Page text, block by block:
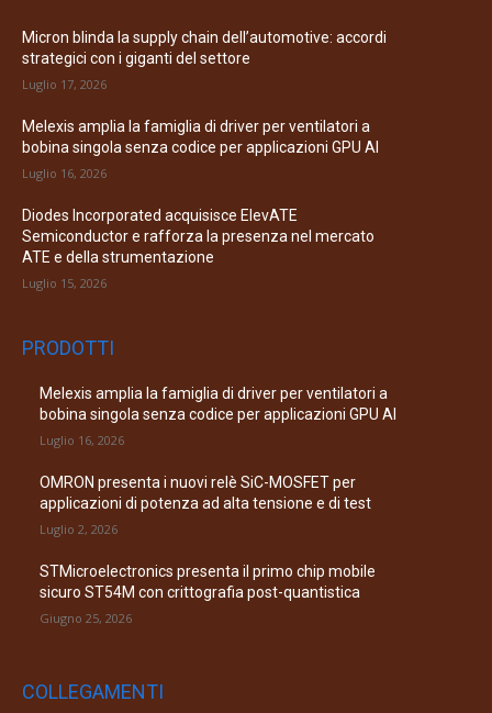
Micron blinda la supply chain dell’automotive: accordi
strategici con i giganti del settore
Luglio 17, 2026
Melexis amplia la famiglia di driver per ventilatori a
bobina singola senza codice per applicazioni GPU AI
Luglio 16, 2026
Diodes Incorporated acquisisce ElevATE
Semiconductor e rafforza la presenza nel mercato
ATE e della strumentazione
Luglio 15, 2026
PRODOTTI
Melexis amplia la famiglia di driver per ventilatori a
bobina singola senza codice per applicazioni GPU AI
Luglio 16, 2026
OMRON presenta i nuovi relè SiC-MOSFET per
applicazioni di potenza ad alta tensione e di test
Luglio 2, 2026
STMicroelectronics presenta il primo chip mobile
sicuro ST54M con crittografia post-quantistica
Giugno 25, 2026
COLLEGAMENTI